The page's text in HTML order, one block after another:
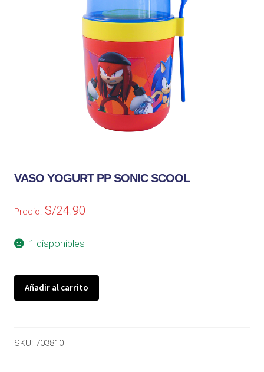
VASO YOGURT PP SONIC SCOOL
Precio: S/24.90
1 disponibles
Añadir al carrito
SKU: 703810